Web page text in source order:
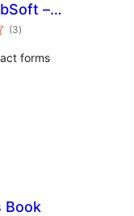
–
(3টা
মুঠ)
forms
Book